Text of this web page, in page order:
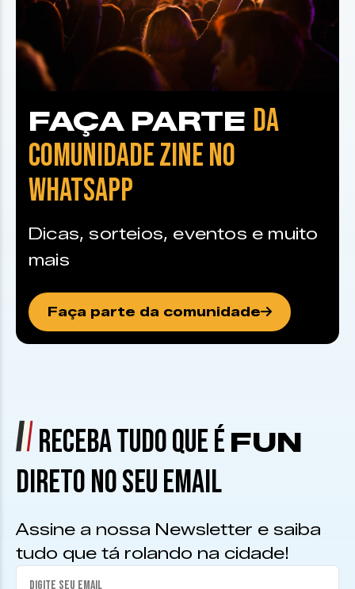
FAÇA PARTE DA
COMUNIDADE ZINE NO
WHATSAPP
Dicas, sorteios, eventos e muito
mais
Faça parte da comunidade
RECEBA TUDO QUE É FUN
DIRETO NO SEU EMAIL
Assine a nossa Newsletter e saiba
tudo que tá rolando na cidade!